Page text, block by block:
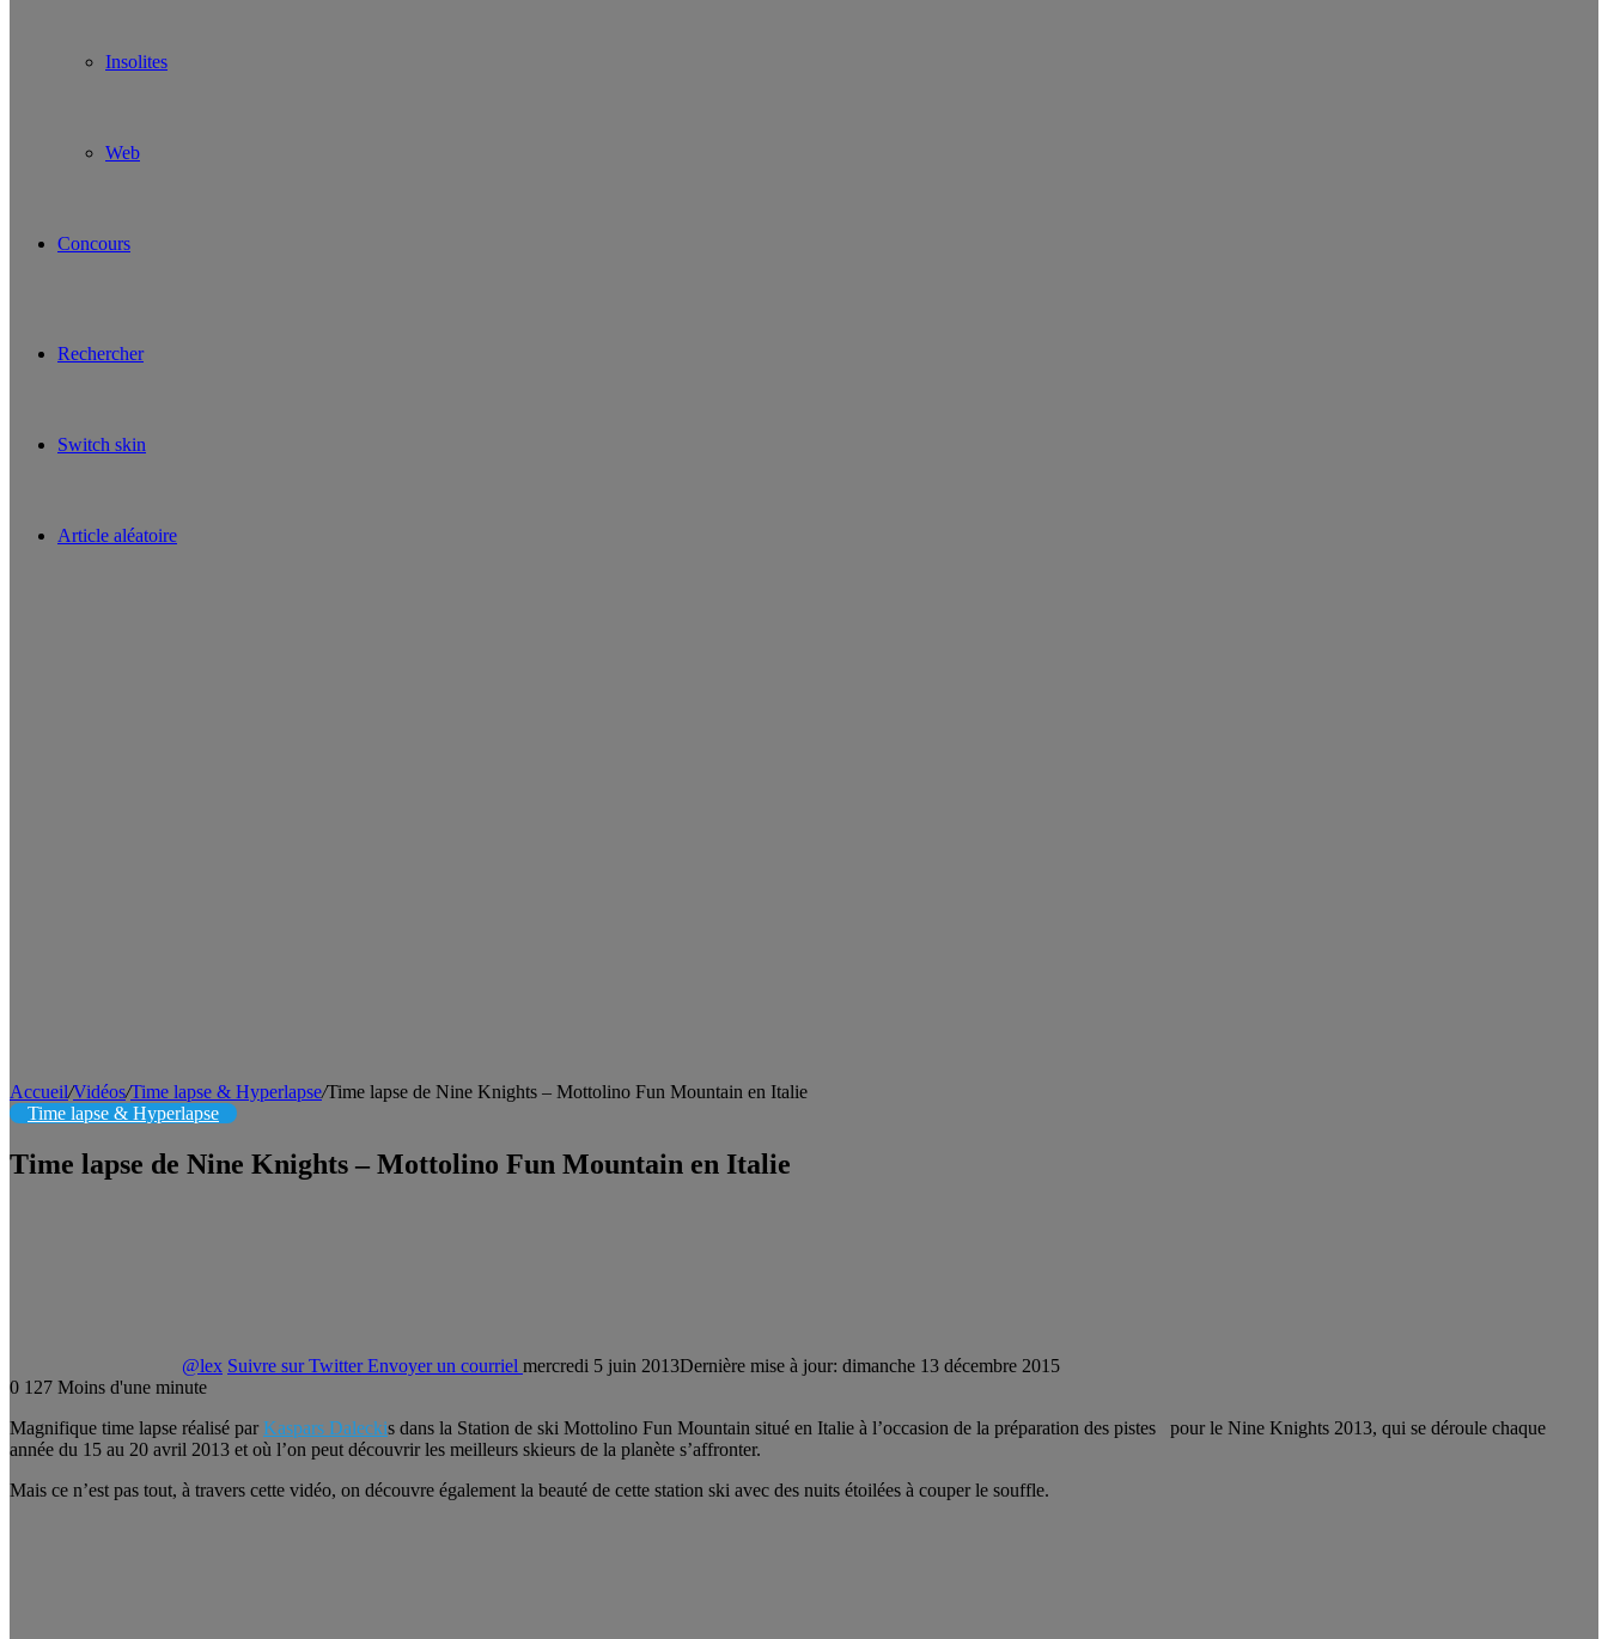
Insolites
Web
Concours
Rechercher
Switch skin
Article aléatoire
Accueil/Vidéos/Time lapse & Hyperlapse/Time lapse de Nine Knights – Mottolino Fun Mountain en Italie
Time lapse & Hyperlapse
Time lapse de Nine Knights – Mottolino Fun Mountain en Italie
@lex Suivre sur Twitter Envoyer un courriel mercredi 5 juin 2013Dernière mise à jour: dimanche 13 décembre 2015
0 127 Moins d'une minute
Magnifique time lapse réalisé parKaspars Daleckis dans la Station de ski Mottolino Fun Mountain situé en Italie à l’occasion de la préparation des pistes pour le Nine Knights 2013, qui se déroule chaque
année du 15 au 20 avril 2013 et où l’on peut découvrir les meilleurs skieurs de la planète s’affronter.
Mais ce n’est pas tout, à travers cette vidéo, on découvre également la beauté de cette station ski avec des nuits étoilées à couper le souffle.